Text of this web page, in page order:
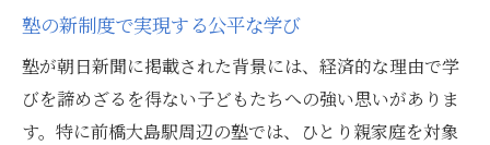
塾の新制度で実現する公平な学び
塾が朝日新聞に掲載された背景には、経済的な理由で学
びを諦めざるを得ない子どもたちへの強い思いがありま
す。特に前橋大島駅周辺の塾では、ひとり親家庭を対象